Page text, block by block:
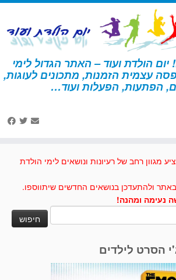
יום הולדת ועוד – האתר הגדול לימי
עצמית הזמנות, מתכונים לעוגות,
הפתעות, הפעלות ועוד…
להדפסה ולהרכבה
מגוון רחב של רעיונות ונושאים לימי הולדת
ולהתעדכן בנושאים החדשים שיתווספו.
נעימה ומהנה!
הסרט לילדים